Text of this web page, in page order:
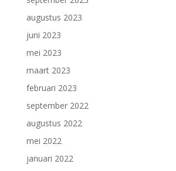
augustus 2023
juni 2023
mei 2023
maart 2023
februari 2023
september 2022
augustus 2022
mei 2022
januari 2022